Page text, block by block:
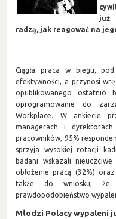
już
radzą, jak reagować na
Ciągła praca w biegu,
efektywności, a przynosi
opublikowanego ostatnio
oprogramowanie do
Workplace. W ankiecie
managerach i
pracowników, 95%
sprzyja wysokiej rotacji
badani wskazali
obłożenie pracą (32%)
także do wniosku, że
prawdopodobieństwo
Młodzi Polacy wypaleni